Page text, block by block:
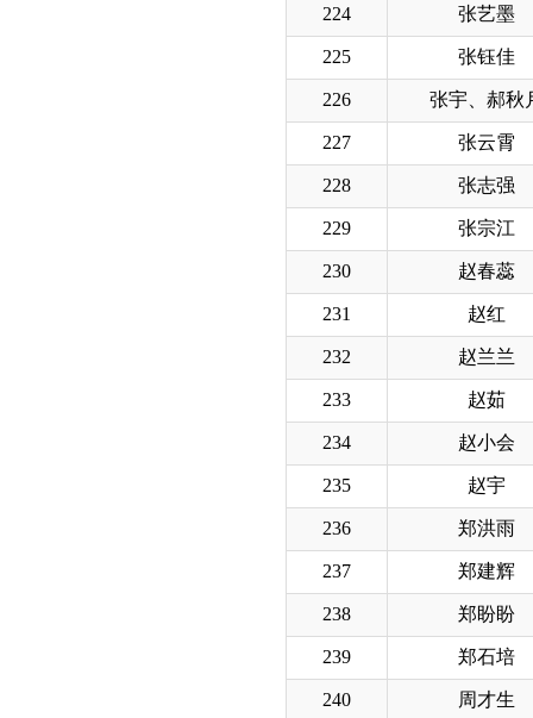
224 张艺墨
225 张钰佳
226 张宇、郝秋
227 张云霄
228 张志强
229 张宗江
230 赵春蕊
231 赵红
232 赵兰兰
233 赵茹
234 赵小会
235 赵宇
236 郑洪雨
237 郑建辉
238 郑盼盼
239 郑石培
240 周才生